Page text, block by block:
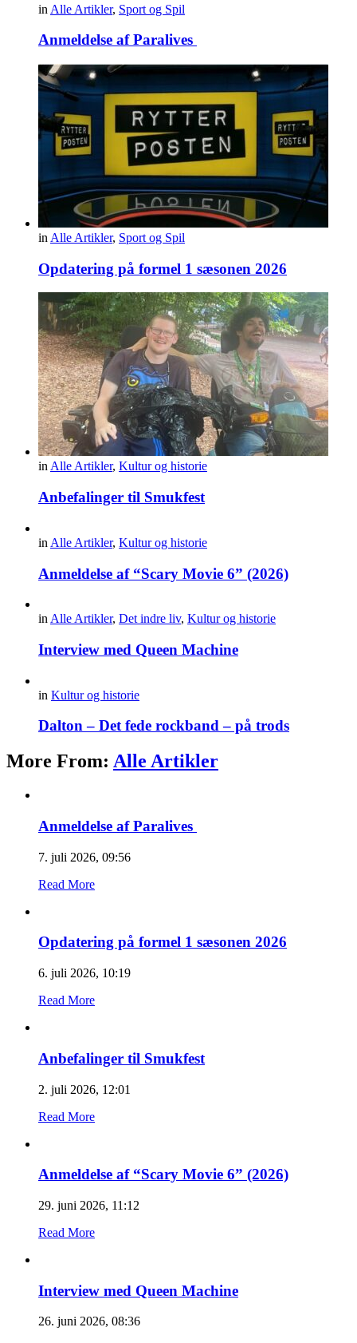
in Alle Artikler, Sport og Spil
Anmeldelse af Paralives
in Alle Artikler, Sport og Spil
Opdatering på formel 1 sæsonen 2026
inAlle Artikler, Kultur og historie
Anbefalinger til Smukfest
in Alle Artikler, Kultur og historie
Anmeldelse af “Scary Movie 6” (2026)
in Alle Artikler, Det indre liv, Kultur og historie
Interview med Queen Machine
in Kultur og historie
Dalton – Det fede rockband – på trods
More From: Alle Artikler
Anmeldelse af Paralives
7. juli 2026, 09:56
Read More
Opdatering på formel 1 sæsonen 2026
6. juli 2026, 10:19
Read More
Anbefalinger til Smukfest
2. juli 2026, 12:01
Read More
Anmeldelse af “Scary Movie 6” (2026)
29. juni 2026, 11:12
Read More
Interview med Queen Machine
26. juni 2026, 08:36